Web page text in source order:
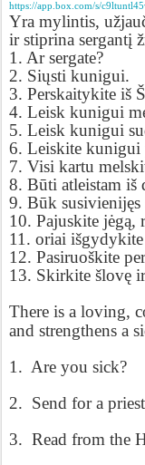
https://app.box.com/s/
Yra mylintis,
ir stiprina sergantį
1. Ar sergate?
2. Siųsti kunigui.
3. Perskaitykite iš
4. Leisk kunigui
5. Leisk kunigui
6. Leiskite kunigui
7. Visi kartu
8. Būti atleistam iš
9. Būk susivienijęs
10. Pajuskite jėgą,
11. oriai išgydykite
12. Pasiruoškite
13. Skirkite šlovę
There is a loving,
and strengthens a
1. Are you sick?
2. Send for a
3. Read from the